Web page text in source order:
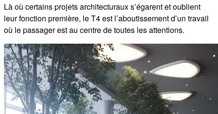
Là où certains projets architecturaux s’égarent et oublient
leur fonction première, le T4 est l’aboutissement d’un travail
où le passager est au centre de toutes les attentions.